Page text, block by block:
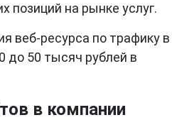
позиций на рынке услуг.
веб-ресурса по трафику в
до 50 тысяч рублей в
в компании